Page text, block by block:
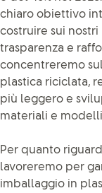
chiaro obiettivo
costruire sui
trasparenza e
concentreremo
plastica riciclata,
più leggero e
materiali e
Per quanto
lavoreremo per
imballaggio in